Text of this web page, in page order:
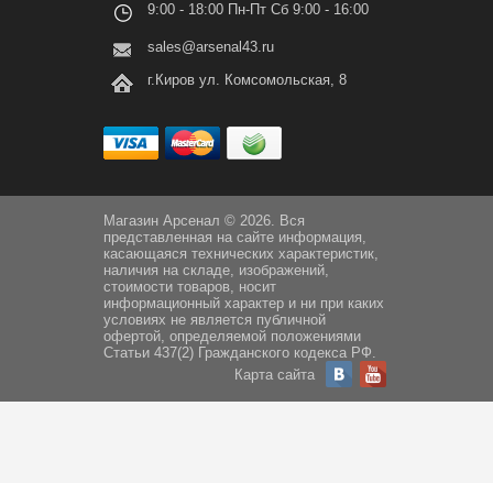
9:00 - 18:00 Пн-Пт Сб 9:00 - 16:00
sales@arsenal43.ru
г.Киров ул. Комсомольская, 8
Магазин Арсенал © 2026. Вся
представленная на сайте информация,
касающаяся технических характеристик,
наличия на складе, изображений,
стоимости товаров, носит
информационный характер и ни при каких
условиях не является публичной
офертой, определяемой положениями
Статьи 437(2) Гражданского кодекса РФ.
Карта сайта